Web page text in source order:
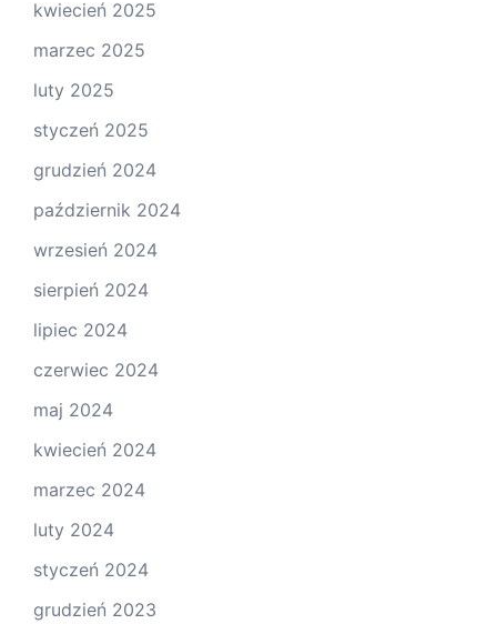
kwiecień 2025
marzec 2025
luty 2025
styczeń 2025
grudzień 2024
październik 2024
wrzesień 2024
sierpień 2024
lipiec 2024
czerwiec 2024
maj 2024
kwiecień 2024
marzec 2024
luty 2024
styczeń 2024
grudzień 2023